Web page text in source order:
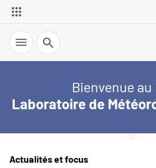
Recherche
Bienvenue au
Laboratoire de
Actualités et focus